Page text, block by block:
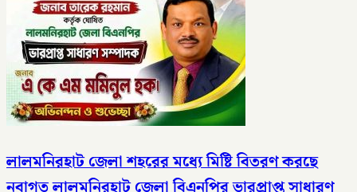
লালমনিরহাট জেলা শহরের মধ্যে মিষ্টি বিতরণ করছে